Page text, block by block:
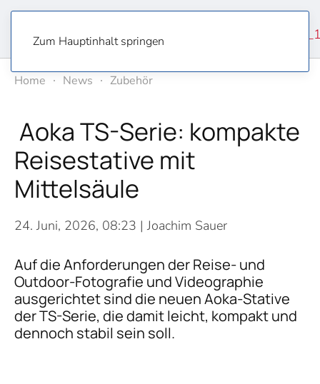
Zum Hauptinhalt springen
Home News Zubehör
Aoka TS-Serie: kompakte
Reisestative mit
Mittelsäule
24. Juni, 2026, 08:23 | Joachim Sauer
Auf die Anforderungen der Reise- und
Outdoor-Fotografie und Videographie
ausgerichtet sind die neuen Aoka-Stative
der TS-Serie, die damit leicht, kompakt und
dennoch stabil sein soll.